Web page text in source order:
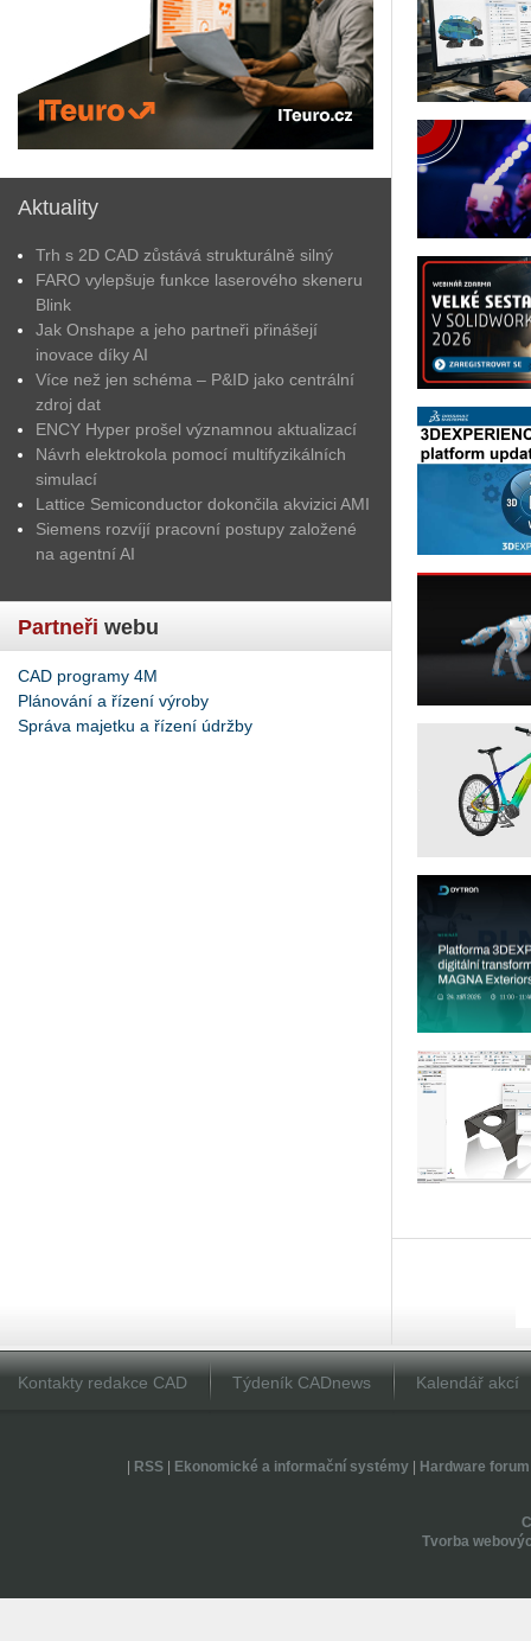
Aktuality
Trh s 2D CAD zůstává strukturálně silný
FARO vylepšuje funkce laserového skeneru
Blink
Jak Onshape a jeho partneři přinášejí
inovace díky AI
Více než jen schéma – P&ID jako centrální
zdroj dat
ENCY Hyper prošel významnou aktualizací
Návrh elektrokola pomocí multifyzikálních
simulací
Lattice Semiconductor dokončila akvizici AMI
Siemens rozvíjí pracovní postupy založené
na agentní AI
Partneři webu
CAD programy 4M
Plánování a řízení výroby
Správa majetku a řízení údržby
Kontakty redakce CAD Týdeník CADnews Kalendář akcí
RSS| Ekonomické a informační systémy| Hardware forum
Tvorba